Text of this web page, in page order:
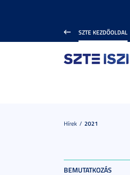
SZTE KEZDŐOLDAL
Hírek 2021
BEMUTATKOZÁS